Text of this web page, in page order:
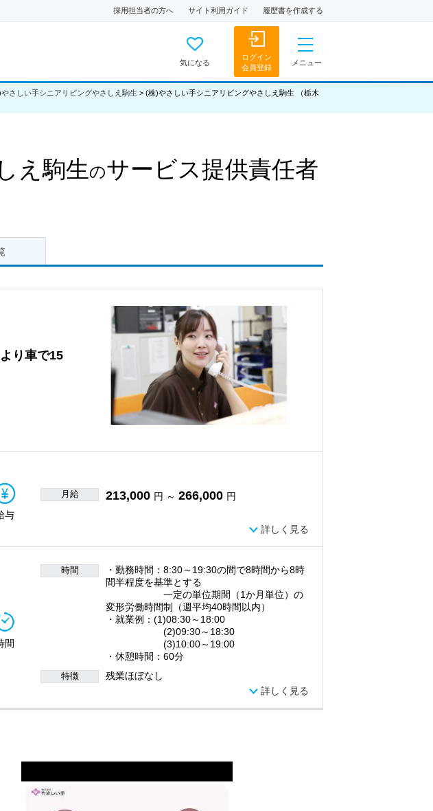
採用担当者の方へ サイト利用ガイド 履歴書を作成する
気になる
ログイン
会員登録
メニュー
さしい手シニアリビングやさしえ駒生 > (株)やさしい手シニアリビングやさしえ駒生 （栃木
え駒生のサービス提供責任者
り車で15
与
月給 213,000 円 ～ 266,000 円
詳しく見る
間
時間
・勤務時間：8:30～19:30の間で8時間から8時
間半程度を基準とする
一定の単位期間（1か月単位）の
変形労働時間制（週平均40時間以内）
・就業例：(1)08:30～18:00
(2)09:30～18:30
(3)10:00～19:00
・休憩時間：60分
特徴 残業ほぼなし
詳しく見る